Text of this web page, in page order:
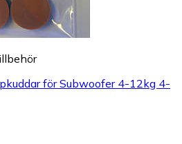
för Subwoofer 4-12kg 4-